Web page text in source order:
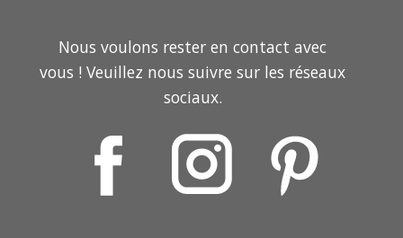
Nous voulons rester en contact avec
vous ! Veuillez nous suivre sur les réseaux
sociaux.